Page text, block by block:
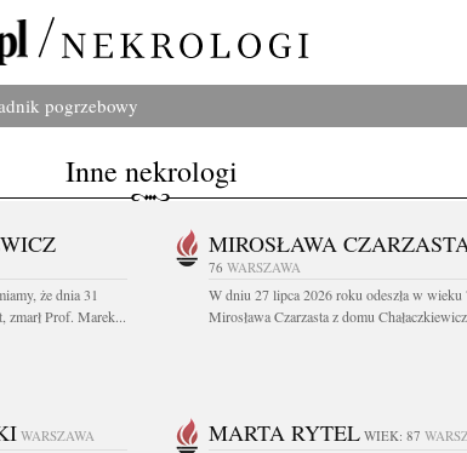
pogrzebowy
Inne nekrologi
że dnia 31
zmarł Prof. Marek...
MIROSŁAWA
76 WARSZAWA
W dniu 27 lipca 2026 roku odeszła w wieku
Mirosława Czarzasta z domu
WARSZAWA MARTA RYTEL WIEK: 87